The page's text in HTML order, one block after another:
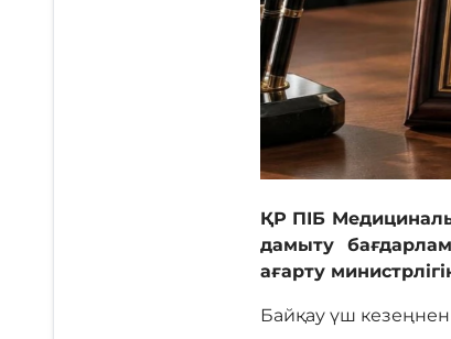
ҚР ПІБ
дамыту
ағарту
Байқау үш кезеңнен